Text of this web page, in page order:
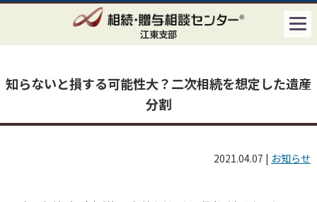
江東支部
知らないと損する可能性大？二次相続を想定した遺産
分割
2021.04.07 | お知らせ